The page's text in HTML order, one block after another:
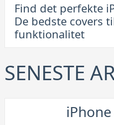
Find
det
perfekte
16
cover:
Find det perfekte
De bedste covers
funktionalitet
SENESTE